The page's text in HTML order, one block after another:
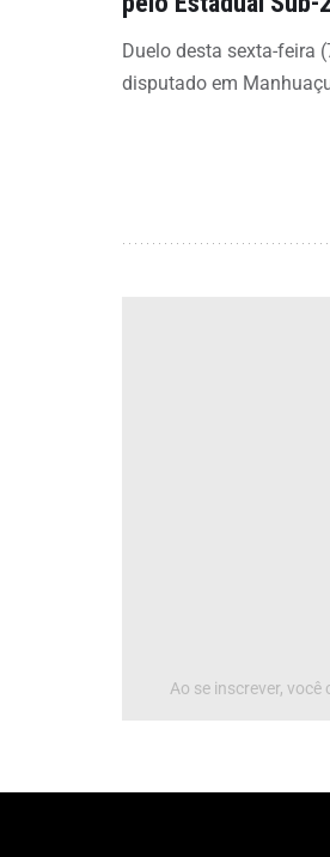
Duelo desta sexta-feira
disputado em
Ao se inscrever,